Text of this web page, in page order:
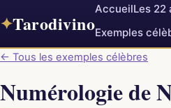
✦Tarodivino
AccueilLes 22
Exemples
← Tous les exemples célèbres
Numérologie de